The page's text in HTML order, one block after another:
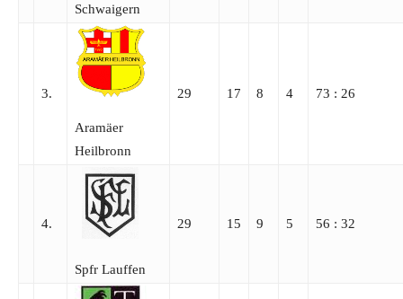
Schwaigern
3.
Aramäer
Heilbronn
29 17 8 4 73 : 26
4.
Spfr Lauffen
29 15 9 5 56 : 32